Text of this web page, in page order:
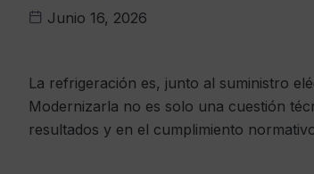
Junio 16, 2026
La refrigeración es, junto al suministro
Modernizarla no es solo una cuestión
resultados y en el cumplimiento